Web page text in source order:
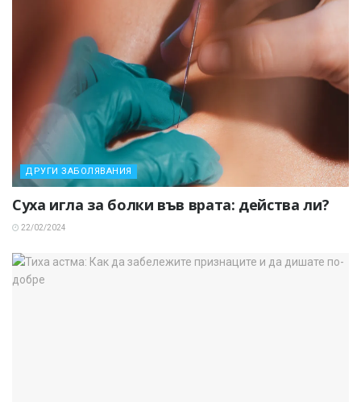
ДРУГИ ЗАБОЛЯВАНИЯ
Суха игла за болки във врата: действа ли?
22/02/2024